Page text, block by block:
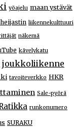
yöajelu maan ystävät
heijastin liikennekulttuuri
näkemä
kävelykatu
joukkoliikenne
tavoiteverkko HKR
Sale-pyörä
runkonumero
SURAKU